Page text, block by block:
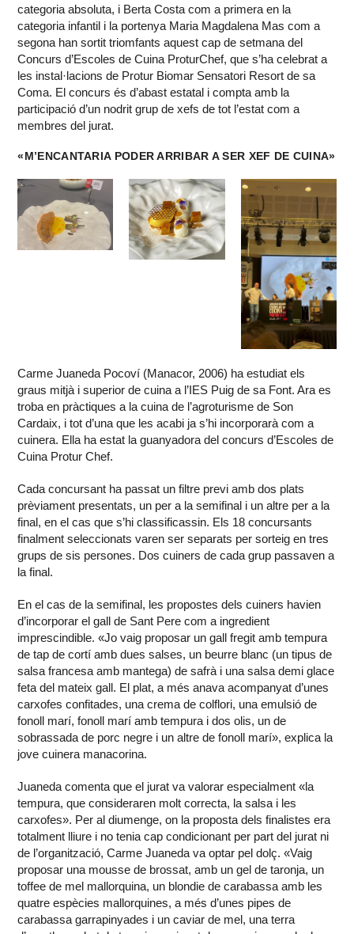
categoria absoluta, i Berta Costa com a primera en la
categoria infantil i la portenya Maria Magdalena Mas com a
segona han sortit triomfants aquest cap de setmana del
Concurs d’Escoles de Cuina ProturChef, que s’ha celebrat a
les instal·lacions de Protur Biomar Sensatori Resort de sa
Coma. El concurs és d’abast estatal i compta amb la
participació d’un nodrit grup de xefs de tot l’estat com a
membres del jurat.
«M’ENCANTARIA PODER ARRIBAR A SER XEF DE CUINA»
Carme Juaneda Pocoví (Manacor, 2006) ha estudiat els
graus mitjà i superior de cuina a l’IES Puig de sa Font. Ara es
troba en pràctiques a la cuina de l’agroturisme de Son
Cardaix, i tot d’una que les acabi ja s’hi incorporarà com a
cuinera. Ella ha estat la guanyadora del concurs d’Escoles de
Cuina Protur Chef.
Cada concursant ha passat un filtre previ amb dos plats
prèviament presentats, un per a la semifinal i un altre per a la
final, en el cas que s’hi classificassin. Els 18 concursants
finalment seleccionats varen ser separats per sorteig en tres
grups de sis persones. Dos cuiners de cada grup passaven a
la final.
En el cas de la semifinal, les propostes dels cuiners havien
d’incorporar el gall de Sant Pere com a ingredient
imprescindible. «Jo vaig proposar un gall fregit amb tempura
de tap de cortí amb dues salses, un beurre blanc (un tipus de
salsa francesa amb mantega) de safrà i una salsa demi glace
feta del mateix gall. El plat, a més anava acompanyat d’unes
carxofes confitades, una crema de colflori, una emulsió de
fonoll marí, fonoll marí amb tempura i dos olis, un de
sobrassada de porc negre i un altre de fonoll marí», explica la
jove cuinera manacorina.
Juaneda comenta que el jurat va valorar especialment «la
tempura, que consideraren molt correcta, la salsa i les
carxofes». Per al diumenge, on la proposta dels finalistes era
totalment lliure i no tenia cap condicionant per part del jurat ni
de l’organització, Carme Juaneda va optar pel dolç. «Vaig
proposar una mousse de brossat, amb un gel de taronja, un
toffee de mel mallorquina, un blondie de carabassa amb les
quatre espècies mallorquines, a més d’unes pipes de
carabassa garrapinyades i un caviar de mel, una terra